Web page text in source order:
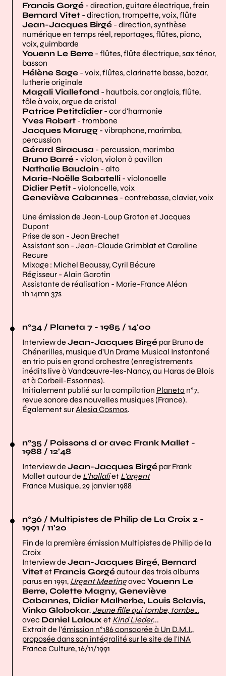
Francis Gorgé - direction, guitare électrique, frein
Bernard Vitet - direction, trompette, voix, flûte
Jean-Jacques Birgé - direction, synthèse
numérique en temps réel, reportages, flûtes, piano,
voix, guimbarde
Youenn Le Berre - flûtes, flûte électrique, sax ténor,
basson
Hélène Sage - voix, flûtes, clarinette basse, bazar,
lutherie originale
Magali Viallefond - hautbois, cor anglais, flûte,
tôle à voix, orgue de cristal
Patrice Petitdidier- cor d'harmonie
Yves Robert - trombone
Jacques Marugg - vibraphone, marimba,
percussion
Gérard Siracusa - percussion, marimba
Bruno Barré - violon, violon à pavillon
Nathalie Baudoin - alto
Marie-Noëlle Sabatelli - violoncelle
Didier Petit - violoncelle, voix
Geneviève Cabannes - contrebasse, clavier, voix
Une émission de Jean-Loup Graton et Jacques
Dupont
Prise de son - Jean Brechet
Assistant son - Jean-Claude Grimblat et Caroline
Recure
Mixage : Michel Beaussy, Cyril Bécure
Régisseur - Alain Garotin
Assistante de réalisation - Marie-France Aléon
1h 14mn 37s
n°34 / Planeta 7 - 1985 / 14'00
Interview de Jean-Jacques Birgé par Bruno de
Chénerilles, musique d'Un Drame Musical Instantané
en trio puis en grand orchestre (enregistrements
inédits live à Vandœuvre-les-Nancy, au Haras de Blois
et à Corbeil-Essonnes).
Initialement publié sur la compilation Planeta n°7,
revue sonore des nouvelles musiques (France).
Également surAlesia Cosmos.
n°35 / Poissons d or avec Frank Mallet -
1988 / 12'48
Interview de Jean-Jacques Birgé par Frank
Mallet autour de L'hallaliet L'argent
France Musique, 29 janvier 1988
n°36 / Multipistes de Philip de La Croix 2 -
1991 / 11'20
Fin de la première émission Multipistes de Philip de la
Croix
Interview de Jean-Jacques Birgé, Bernard
Vitetet Francis Gorgéautour des trois albums
parus en 1991, Urgent Meetingavec Youenn Le
Berre, Colette Magny, Geneviève
Cabannes, Didier Malherbe, Louis Sclavis,
Vinko Globokar, Jeune fille qui tombe, tombe…
avec Daniel Laloux et Kind Lieder...
Extrait de l'émission n°186 consacrée à Un D.M.I.,
proposée dans son intégralité sur le site de l'INA
France Culture, 16/11/1991